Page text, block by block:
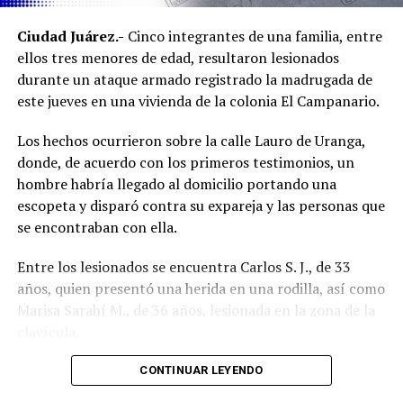
Público mientras continúan las investigaciones para
esclarecer el homicidio y determinar la posible
participación de más personas.
Ciudad Juárez.- Cinco integrantes de una familia, entre
ellos tres menores de edad, resultaron lesionados
durante un ataque armado registrado la madrugada de
este jueves en una vivienda de la colonia El Campanario.
Los hechos ocurrieron sobre la calle Lauro de Uranga,
donde, de acuerdo con los primeros testimonios, un
hombre habría llegado al domicilio portando una
escopeta y disparó contra su expareja y las personas que
se encontraban con ella.
Entre los lesionados se encuentra Carlos S. J., de 33
años, quien presentó una herida en una rodilla, así como
Marisa Sarahí M., de 36 años, lesionada en la zona de la
También fueron atendidos Damián, de 14 años; Ana, de
CONTINUAR LEYENDO